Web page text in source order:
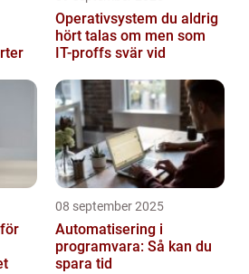
Operativsystem du aldrig
hört talas om men som
IT-proffs svär vid
08 september 2025
Automatisering i
programvara: Så kan du
spara tid